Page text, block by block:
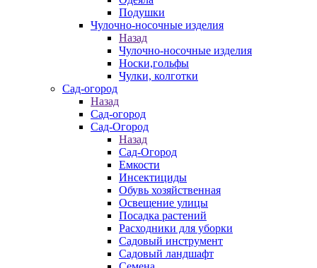
Подушки
Чулочно-носочные изделия
Назад
Чулочно-носочные изделия
Носки,гольфы
Чулки, колготки
Сад-огород
Назад
Сад-огород
Сад-Огород
Назад
Сад-Огород
Емкости
Инсектициды
Обувь хозяйственная
Освещение улицы
Посадка растений
Расходники для уборки
Садовый инструмент
Садовый ландшафт